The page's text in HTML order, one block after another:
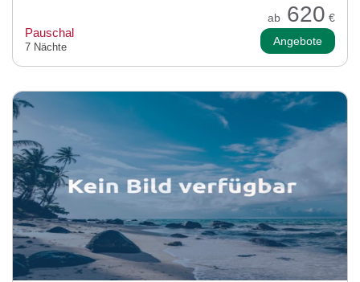
ab 620 €
Pauschal
7 Nächte Angebote